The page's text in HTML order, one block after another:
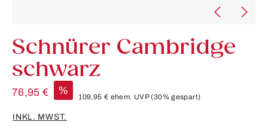
Schnürer Cambridge
schwarz
76,95 € %
109,95 € ehem. UVP(30% gespart)
INKL. MWST.